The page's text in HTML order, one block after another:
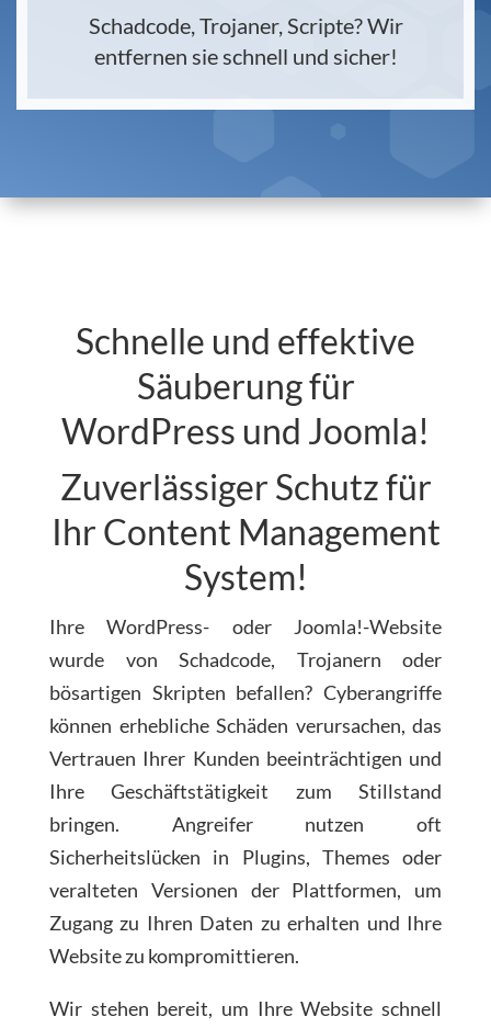
Schadcode, Trojaner, Scripte? Wir
entfernen sie schnell und sicher!
Schnelle und effektive
Säuberung für
WordPress und Joomla!
Zuverlässiger Schutz für
Ihr Content Management
System!
Ihre WordPress- oder Joomla!-Website
wurde von Schadcode, Trojanern oder
bösartigen Skripten befallen? Cyberangriffe
können erhebliche Schäden verursachen, das
Vertrauen Ihrer Kunden beeinträchtigen und
Ihre Geschäftstätigkeit zum Stillstand
bringen. Angreifer nutzen oft
Sicherheitslücken in Plugins, Themes oder
veralteten Versionen der Plattformen, um
Zugang zu Ihren Daten zu erhalten und Ihre
Website zu kompromittieren.
Wir stehen bereit, um Ihre Website schnell